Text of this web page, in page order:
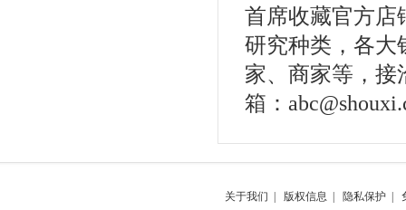
首席收藏官方店
研究种类，各大
家、商家等，接
箱：
关于我们 版权信息 隐私保护